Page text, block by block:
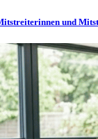
und